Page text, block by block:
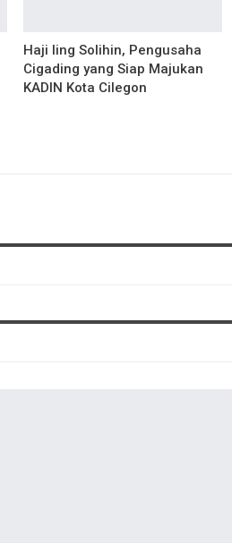
Haji Iing Solihin, Pengusaha
Cigading yang Siap Majukan
KADIN Kota Cilegon